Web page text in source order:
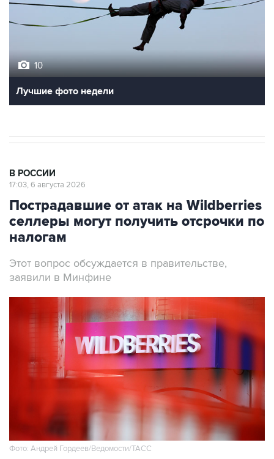
10
Лучшие фото недели
В РОССИИ
17:03, 6 августа 2026
Пострадавшие от атак на Wildberries
селлеры могут получить отсрочки по
налогам
Этот вопрос обсуждается в правительстве,
заявили в Минфине
Фото: Андрей Гордеев/Ведомости/ТАСС